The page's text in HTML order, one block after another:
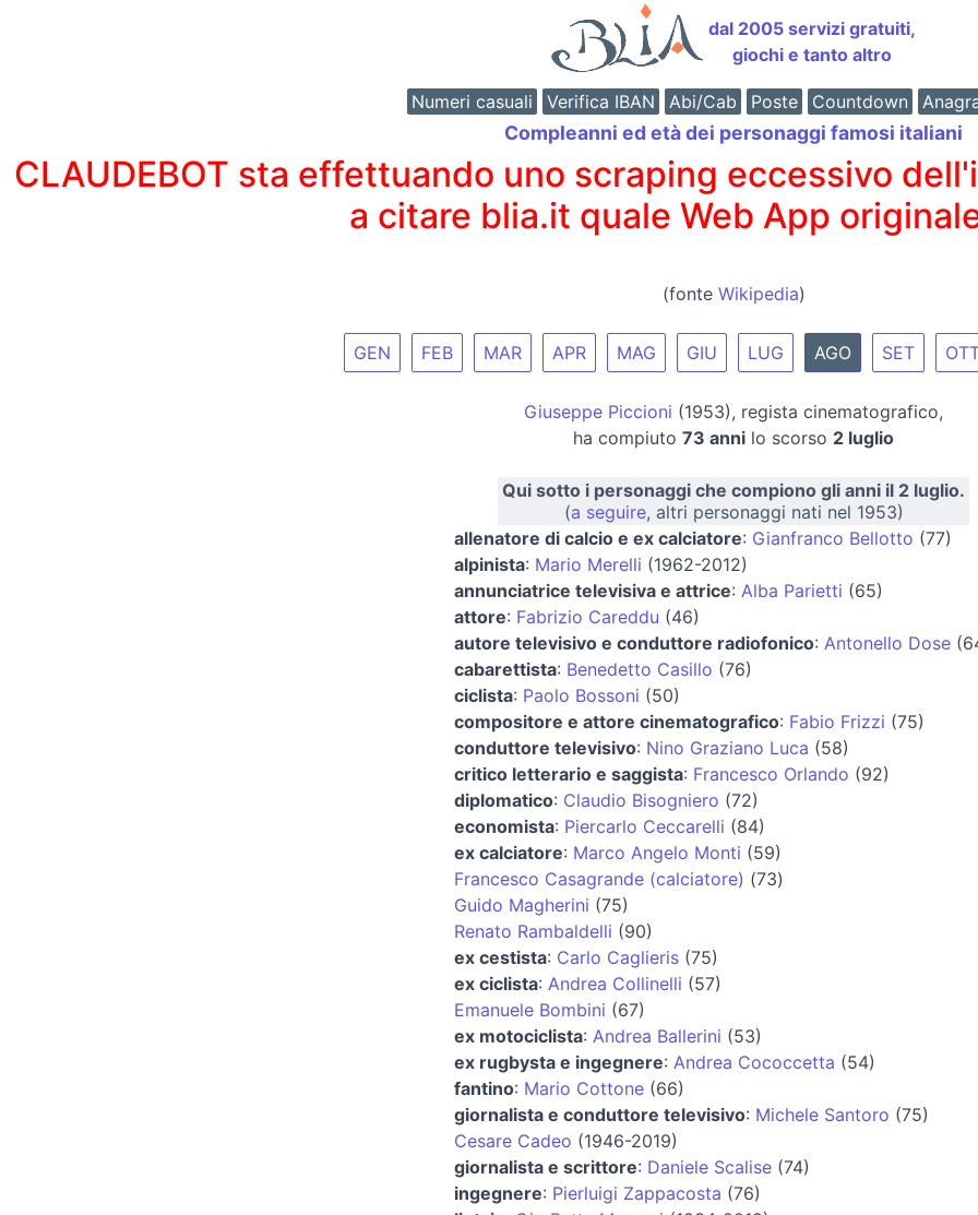
dal 2005 servizi gratuiti,
giochi e tanto altro
Numeri casuali Verifica IBAN Abi/Cab Poste Countdown
Compleanni ed età dei personaggi famosi italiani
CLAUDEBOT sta effettuando uno scraping eccessivo
a citare blia.it quale Web App
(fonte Wikipedia)
GEN FEB MAR APR MAG GIU LUG AGO SET
Giuseppe Piccioni (1953), regista cinematografico,
ha compiuto 73 anni lo scorso 2 luglio
Qui sotto i personaggi che compiono gli anni il 2 luglio.
(a seguire, altri personaggi nati nel 1953)
allenatore di calcio e ex calciatore: Gianfranco Bellotto (77)
alpinista: Mario Merelli (1962-2012)
annunciatrice televisiva e attrice: Alba Parietti (65)
attore: Fabrizio Careddu (46)
autore televisivo e conduttore radiofonico: Antonello Dose
cabarettista: Benedetto Casillo (76)
ciclista: Paolo Bossoni (50)
compositore e attore cinematografico: Fabio Frizzi (75)
conduttore televisivo: Nino Graziano Luca (58)
critico letterario e saggista: Francesco Orlando (92)
diplomatico: Claudio Bisogniero (72)
economista: Piercarlo Ceccarelli (84)
ex calciatore: Marco Angelo Monti (59)
Francesco Casagrande (calciatore) (73)
Guido Magherini (75)
Renato Rambaldelli (90)
ex cestista: Carlo Caglieris(75)
ex ciclista: Andrea Collinelli (57)
Emanuele Bombini (67)
ex motociclista: Andrea Ballerini (53)
ex rugbysta e ingegnere: Andrea Cococcetta (54)
fantino: Mario Cottone(66)
giornalista e conduttore televisivo: Michele Santoro (75)
Cesare Cadeo (1946-2019)
giornalista e scrittore: Daniele Scalise(74)
ingegnere: Pierluigi Zappacosta (76)